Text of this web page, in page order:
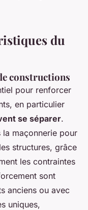
du
constructions
pour renforcer
en particulier
se séparer.
maçonnerie pour
structures, grâce
les contraintes
sont
anciens ou avec
uniques,